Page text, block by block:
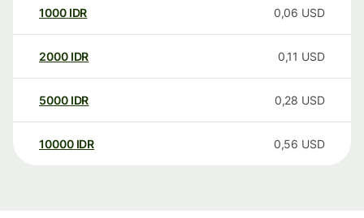
1000 IDR 0,06 USD
2000 IDR 0,11 USD
5000 IDR 0,28 USD
10000 IDR 0,56 USD